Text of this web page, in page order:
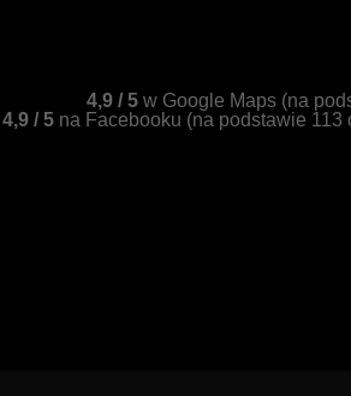
4,9 / 5 w Google Maps (na
4,9 / 5 na Facebooku (na podstawie 113